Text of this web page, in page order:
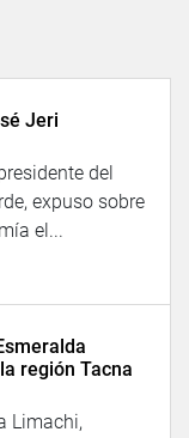
Jeri
del
expuso sobre
el...
región Tacna
Limachi,